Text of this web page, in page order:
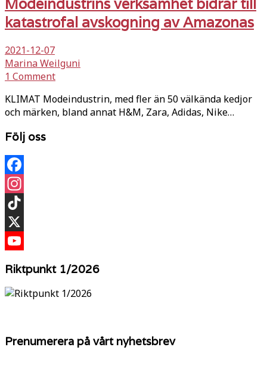
katastrofal avskogning av Amazonas
2021-12-07
Marina Weilguni
1 Comment
KLIMAT Modeindustrin, med fler än 50 välkända kedjor
och märken, bland annat H&M, Zara, Adidas, Nike…
Följ oss
Facebook
Instagram
TikTok
X
Riktpunkt 1/2026
Prenumerera på vårt nyhetsbrev